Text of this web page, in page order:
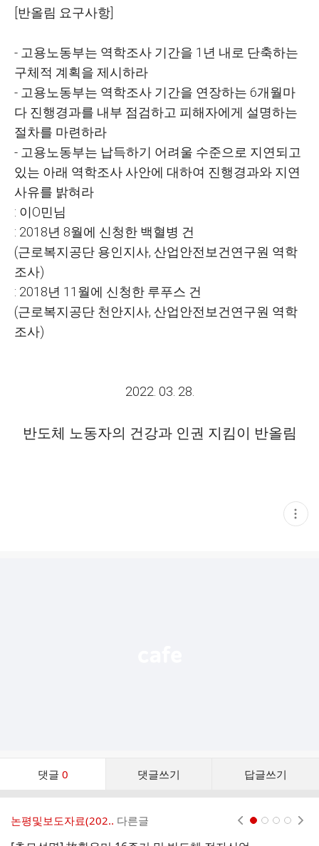
반올림 요구사항
- 고용노동부는 역학조사 기간을 1 년 내로 단축하는
구체적 계획을 제시하라
- 고용노동부는 역학조사 기간을 연장하는 6개월마
다 진행경과를 내부 점검하고 피해자에게 설명하는
절차를 마련하라
- 고용노동부는 납득하기 어려울 수준으로 지연되고
있는 아래 역학조사 사안에 대하여 진행경과와 지연
사유를 밝혀라
: 이O민님
: 2018년 8월에 신청한 백혈병 건
(근로복지공단 용인지사, 산업안전보건연구원 역학
조사)
: 2018년 11 월에 신청한 루푸스 건
(근로복지공단 천안지사, 산업안전보건연구원 역학
조사)
2022. 03. 28.
반도체 노동자의 건강과 인권 지킴이 반올림
현
재
댓글 0 댓글쓰기 답글쓰기
댓
논평및보도자료(202.. 다른글